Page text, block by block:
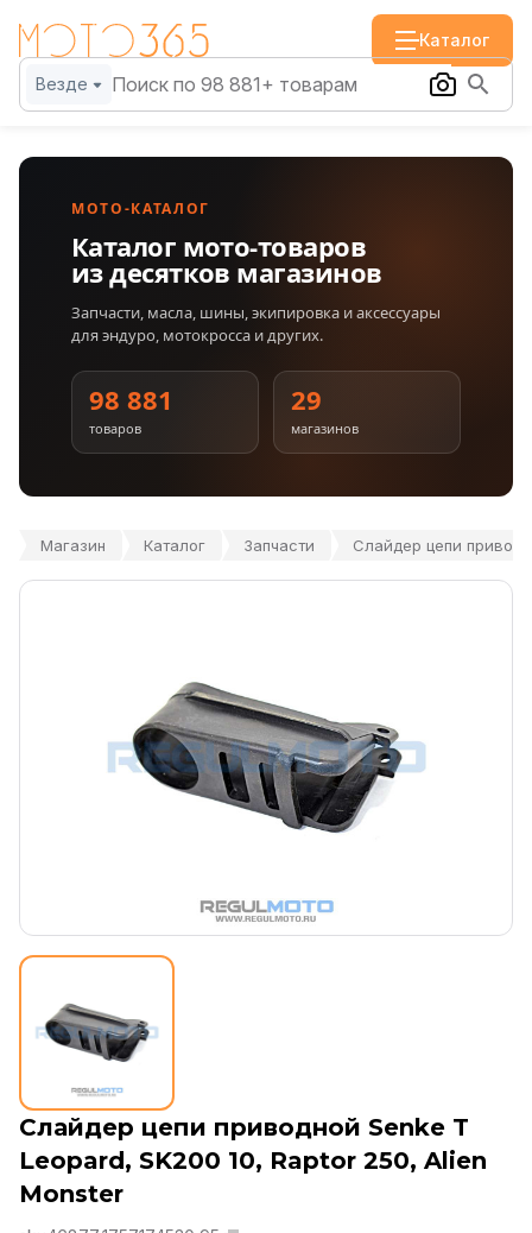
Каталог
Везде
МОТО-КАТАЛОГ
Каталог мото-товаров
из десятков магазинов
Запчасти, масла, шины, экипировка и аксессуары
для эндуро, мотокросса и других.
98 881
товаров
29
магазинов
Магазин Каталог Запчасти Слайдер цепи
Слайдер цепи приводной Senke T
Leopard, SK200 10, Raptor 250, Alien
Monster